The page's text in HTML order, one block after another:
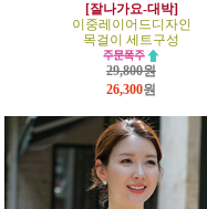
[잘나가요-대박]
이중레이어드디자인
목걸이 세트구성
29,800원
26,300원